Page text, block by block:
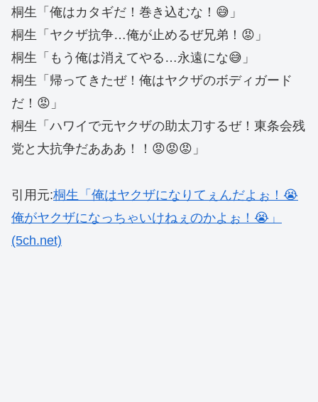
桐生「俺はカタギだ！巻き込むな！😅」
桐生「ヤクザ抗争…俺が止めるぜ兄弟！😡」
桐生「もう俺は消えてやる…永遠にな😅」
桐生「帰ってきたぜ！俺はヤクザのボディガード
だ！😡」
桐生「ハワイで元ヤクザの助太刀するぜ！東条会残
党と大抗争だあああ！！😡😡😡」
引用元:桐生「俺はヤクザになりてぇんだよぉ！😭
俺がヤクザになっちゃいけねぇのかよぉ！😭」
(5ch.net)